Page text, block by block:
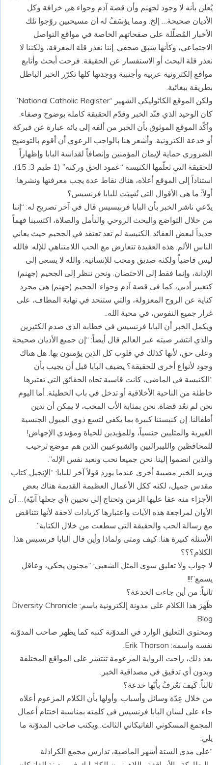
يُعلن بأنه لا وجود لجهنم وأن قصة آدم وحواء هي خرافة وكل
الأديان صحيحة… إلخ. ومما يؤسَفُ له أن مسيحيين روّجوا تلك
الأخبار المُضلّلة على صفحاتهم الخاصة في مواقع التواصل
الاجتماعي، وكأنها سَبق صحفي. إننا نعذر قلة المعرفة، ولكننا لا
نعذر قلة البحث أو الاستفسار عن الحقيقة. فرحت أبحث وأتابع
مواقع إلكترونية عربية وأجنبية ووجدتها كلها تكرّر الخبر الباطل
بطريقة ببغائية.
ولكن الموقع الكاثوليكي الشهير “National Catholic Register”
كان الوحيد الذي فنّد الخبر وقدّم الحقيقة كاملة بوضوح وصفاء.
وأكّد الموقع الموثوق بأن الخبر من ألفه إلى يائه عبارة عن فبركة
أو خدعة الكترونية. وأشعر هنا بالواجب الرعوي أن أقوم بالتوضيح
الضروري حماية لإيمان المؤمنين وإنصافاً لقداسة البابا وإظهاراً
للحقيقة التي تعلّمها الكنيسة “عمود الحق وركنه” (1 طيم 3: 15).
استناداً إلى الموقع أعلاه، هناك نقاط عدة يجب معرفتها ونشرها:
أولاً: ما هي الأقوال التي نُسِبَت للبابا فرنسيس؟
يدّعي ناشر الخبر بأن البابا فرنيسيس قال في آخر تصريح له: “إننا
من خلال التواضع والبحث الروحي والتأمل والصلاة، اكتسبنا فهماً
جديداً لبعض العقائد. الكنيسة لم تعد تعتقد في الجحيم حيث يعاني
الناس الألم. هذه العقيدة تتعارض مع الحب اللامتناهي للإله. فالله
ليس قاضياً ولكنه صديق ومحب للإنسانية. والله لا يسعى إلى
الإدانة، وإنما فقط إلى الاحتضان. ونحن ننظر إلى الجحيم (جهنم)
كتعبير أدبي، كما في قصة آدم وحواء. الجحيم (جهنم) هي مجرد
كناية عن الروح المعزولة، والتي ستتحد في نهاية المطاف، على
غرار جميع النفوس، في محبة الله..
ويكمل الخبر أن البابا فرنسيس في خطابه الذي صدم الكثيرين
والذي انتشر صيته عبر العالم قال أيضاً: “إن جميع الأديان صحيحة
وعلى حق، لأنها كذلك في قلوب كل الذين يؤمنون بها. هل هناك
وجود لأنواع أخرى للحقيقة؟ يضيف البابا قبل أن يجيب بأن
“الكنيسة في الماضي، كانت قاسية تجاه الحقائق التي تعتبرها
خاطئة من الناحية الأخلاقية أو تدخل في باب الخطيئة. أما اليوم
نحن لم نعُد قضاة. نحن بمثابة الأب المحب، لا يمكن أن ندين
أطفالنا. إن كنيستنا كبيرة بما يكفي لتسع ذوي الميول الجنسية
الغيرية والمثليين جنسياً، وللمؤيدين للحياة ومؤيدي الإجهاض!
للمحافظين والليبراليين والشيوعيين الذين هم موضع ترحيب
والذين انضموا إلينا. نحن جميعا نحب ونعبد نفس الإله”.
ويزيد الخبر مصيبة أخرى عندما يورد قولاً آخر للبابا: “الإنجيل كتاب
مقدس جميل، لكنه ككل الأعمال العظيمة القديمة هناك بعض
الأجزاء منه عفا عليها الزمن وتحتاج إلى تحيين (أي جعلها آنيّة)… آن
الأوان لمراجعة هذه الآيات واعتبارها كزيادات لاحقة لأنها تتناقض
مع رسالة الحب والحقيقة التي سطعت من خلال الكتابة”.
الأسئلة كثيرة هنا: كيف ومتى ولماذا وأين قال البابا فرنسيس هذا
الكلام؟؟؟
لا جواب ولا تعليق سوى المثل الشعبي: “مجنون يحكي، وعاقل
يسمع”!!!
ثانياً: من أين جاءت الخدعة؟
ظَهرَ هذا الكلام على مدونة إلكترونية باسم: Diversity Chronicle
Blog.
ومحتوى التعليق الوارد في المدوّنة كتبه كما يظهر صاحب المدوّنة
نفسه واسمه: Erik Thorson.
بعد ذلك، راحت الرواية المزعومة تنتشر على المواقع المختلفة
وبدون أي تدقيق في مصداقية الخبر.
ثالثاً: كَيفَ نَعْرفُ بأنّها خدعة؟
من خلال عِدّة وسائل وأسباب. وأولها بأن الكلام المزعوم أعلاه
جاء على لسان البابا فرنسيس في كلمته بمناسبة اختتام أعمال
المجمع المسكوني الفاتيكاني الثالث. ويكتب صاحب المدوّنة ما
يلي:
“على مدى الستة أشهر الماضية، تدارس مجمع الكرادلة